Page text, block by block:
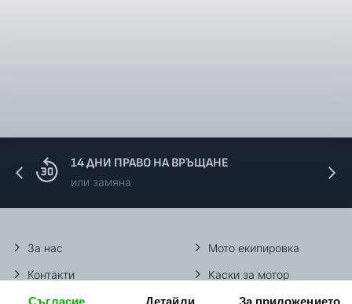
Съгласие Детайли За приложението
14 ДНИ ПРАВО НА ВРЪЩАНЕ
или замяна
За нас
Контакти
Методи доставка
Мото екипировка
Каски за мотор
Ботуши за мотор